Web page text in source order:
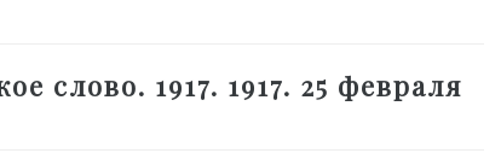
слово. 1917. 1917. 25 февраля